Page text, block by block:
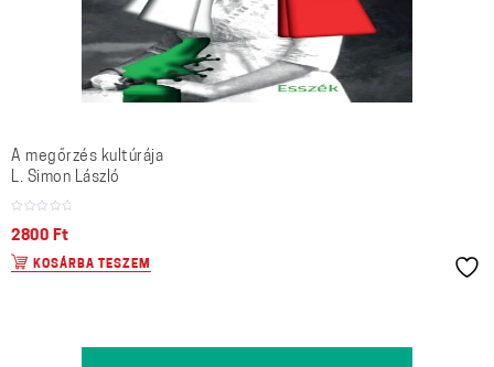
A megőrzés kultúrája
L. Simon László
2800 Ft
KOSÁRBA TESZEM